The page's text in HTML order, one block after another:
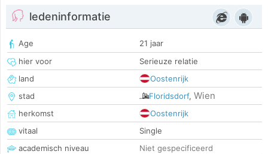
ledeninformatie
Age
21 jaar
hier voor
Serieuze relatie
land
Oostenrijk
stad
Floridsdorf, Wien
herkomst
Oostenrijk
vitaal
Single
academisch niveau
Niet gespecificeerd